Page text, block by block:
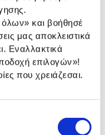
όλων» και βοήθησέ
μας αποκλειστικά
Εναλλακτικά
επιλογών»!
που χρειάζεσαι.